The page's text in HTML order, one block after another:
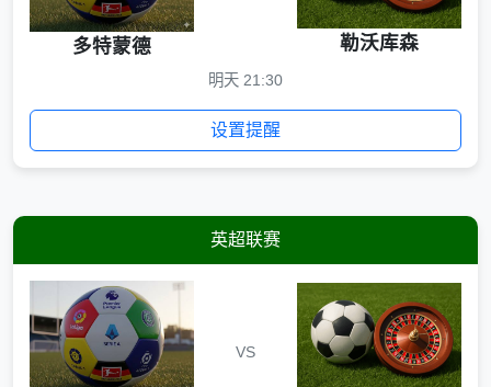
多特蒙德 勒沃库森
明天 21:30
设置提醒
英超联赛
VS